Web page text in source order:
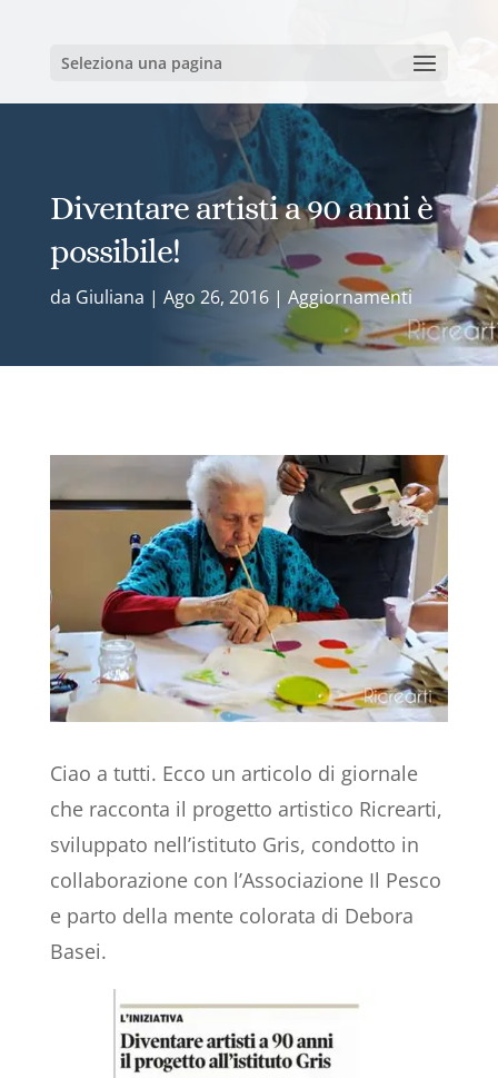
Seleziona una pagina
Diventare artisti a 90 anni è
possibile!
da Giuliana | Ago 26, 2016| Aggiornamenti
Ciao a tutti. Ecco un articolo di giornale
che racconta il progetto artistico Ricrearti,
sviluppato nell’istituto Gris, condotto in
collaborazione con l’Associazione Il Pesco
e parto della mente colorata di Debora
Basei.